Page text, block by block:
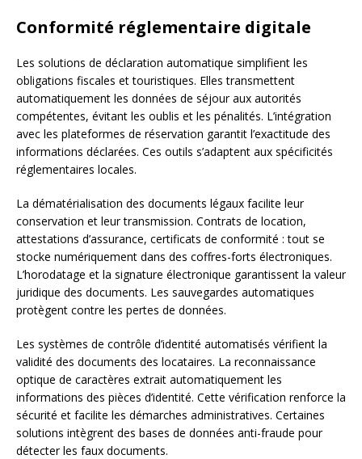
Conformité réglementaire digitale
Les solutions de déclaration automatique simplifient les
obligations fiscales et touristiques. Elles transmettent
automatiquement les données de séjour aux autorités
compétentes, évitant les oublis et les pénalités. L’intégration
avec les plateformes de réservation garantit l’exactitude des
informations déclarées. Ces outils s’adaptent aux spécificités
réglementaires locales.
La dématérialisation des documents légaux facilite leur
conservation et leur transmission. Contrats de location,
attestations d’assurance, certificats de conformité : tout se
stocke numériquement dans des coffres-forts électroniques.
L’horodatage et la signature électronique garantissent la valeur
juridique des documents. Les sauvegardes automatiques
protègent contre les pertes de données.
Les systèmes de contrôle d’identité automatisés vérifient la
validité des documents des locataires. La reconnaissance
optique de caractères extrait automatiquement les
informations des pièces d’identité. Cette vérification renforce la
sécurité et facilite les démarches administratives. Certaines
solutions intègrent des bases de données anti-fraude pour
détecter les faux documents.